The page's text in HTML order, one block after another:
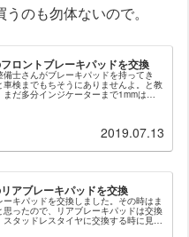
のも勿体ないので。
ロントブレーキパッドを交換
備士さんがブレーキパッドを持ってき
車検までもちそうにありませんよ。と教
まだ多分インジケーターまで1mmはあ
ですが、見てしまったら交換しないと
2019.07.13
アブレーキパッドを交換
キパッドを交換しました。その時はま
思ったので、リアブレーキパッドは交換
タッドレスタイヤに交換する時に見た
で、今年は車検もあるし、もうすぐ10